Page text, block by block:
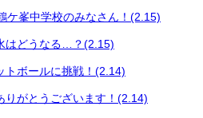
峯中学校のみなさん！(2.15)
どうなる…？(2.15)
ボールに挑戦！(2.14)
りがとうございます！(2.14)